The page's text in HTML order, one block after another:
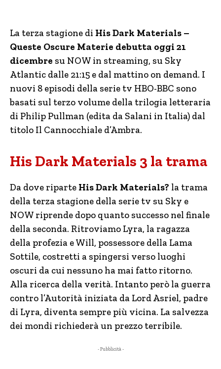
La terza stagione di His Dark Materials –
Queste Oscure Materie debutta oggi 21
dicembre su NOW in streaming, su Sky
Atlantic dalle 21:15 e dal mattino on demand. I
nuovi 8 episodi della serie tv HBO-BBC sono
basati sul terzo volume della trilogia letteraria
di Philip Pullman (edita da Salani in Italia) dal
titolo Il Cannocchiale d’Ambra.
His Dark Materials 3 la trama
Da dove riparte His Dark Materials? la trama
della terza stagione della serie tv su Sky e
NOW riprende dopo quanto successo nel finale
della seconda. Ritroviamo Lyra, la ragazza
della profezia e Will, possessore della Lama
Sottile, costretti a spingersi verso luoghi
oscuri da cui nessuno ha mai fatto ritorno.
Alla ricerca della verità. Intanto però la guerra
contro l’Autorità iniziata da Lord Asriel, padre
di Lyra, diventa sempre più vicina. La salvezza
dei mondi richiederà un prezzo terribile.
- Pubblicità -